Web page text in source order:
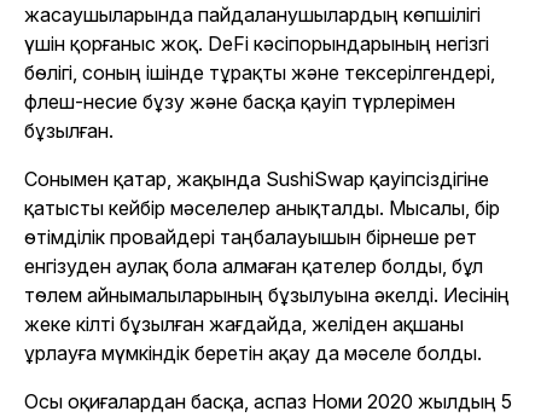
жасаушыларында пайдаланушылардың көпшілігі
үшін қорғаныс жоқ. DeFi кәсіпорындарының негізгі
бөлігі, соның ішінде тұрақты және тексерілгендері,
флеш-несие бұзу және басқа қауіп түрлерімен
бұзылған.
Сонымен қатар, жақында SushiSwap қауіпсіздігіне
қатысты кейбір мәселелер анықталды. Мысалы, бір
өтімділік провайдері таңбалауышын бірнеше рет
енгізуден аулақ бола алмаған қателер болды, бұл
төлем айнымалыларының бұзылуына әкелді. Иесінің
жеке кілті бұзылған жағдайда, желіден ақшаны
ұрлауға мүмкіндік беретін ақау да мәселе болды.
Осы оқиғалардан басқа, аспаз Номи 2020 жылдың 5